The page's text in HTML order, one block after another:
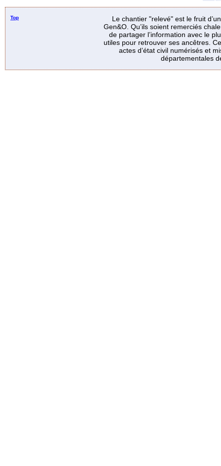
Top
Le chantier "relevé" est le fruit
Gen&O. Qu’ils soient remerciés
de partager l’information avec le
utiles pour retrouver ses ancêtres.
actes d’état civil numérisés et
départementales